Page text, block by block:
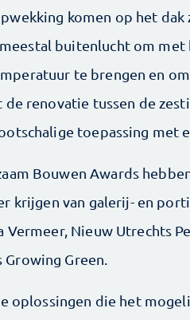
komen op het dak
buitenlucht om
te brengen en
de renovatie tussen de
toepassing met
Bouwen Awards
krijgen van galerij- en
Vermeer, Nieuw Utrechts
Green.
oplossingen die het